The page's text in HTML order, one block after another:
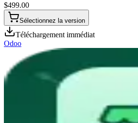
$499.00
Sélectionnez la version
Téléchargement immédiat
Odoo